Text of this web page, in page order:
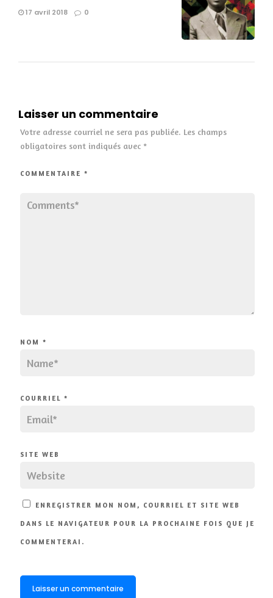
17 avril 2018 0
Laisser un commentaire
Votre adresse courriel ne sera pas publiée. Les champs
obligatoires sont indiqués avec *
COMMENTAIRE *
NOM *
COURRIEL *
SITE WEB
ENREGISTRER MON NOM, COURRIEL ET SITE WEB
DANS LE NAVIGATEUR POUR LA PROCHAINE FOIS QUE JE
COMMENTERAI.